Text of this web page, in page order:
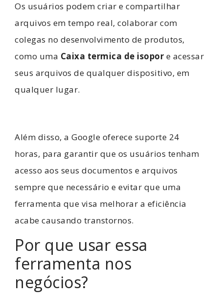
Os usuários podem criar e compartilhar
arquivos em tempo real, colaborar com
colegas no desenvolvimento de produtos,
como uma Caixa termica de isopor e acessar
seus arquivos de qualquer dispositivo, em
qualquer lugar.
Além disso, a Google oferece suporte 24
horas, para garantir que os usuários tenham
acesso aos seus documentos e arquivos
sempre que necessário e evitar que uma
ferramenta que visa melhorar a eficiência
acabe causando transtornos.
Por que usar essa
ferramenta nos
negócios?